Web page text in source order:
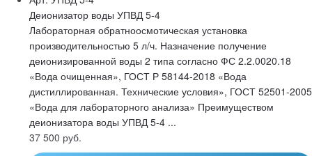
Деионизатор воды УПВД 5-4
Лабораторная обратноосмотическая установка
производительностью 5 л/ч. Назначение получение
деионизированной воды 2 типа согласно ФС 2.2.0020.18
«Вода очищенная», ГОСТ Р 58144-2018 «Вода
дистиллированная. Технические условия», ГОСТ 52501-2005
«Вода для лабораторного анализа» Преимуществом
деионизатора воды УПВД 5-4 ...
37 500 руб.